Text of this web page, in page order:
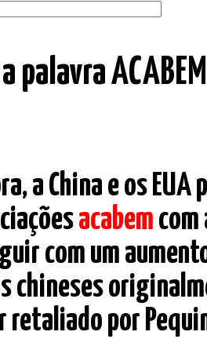
palavra
a China e os
acabem
com um
chineses
retaliado por